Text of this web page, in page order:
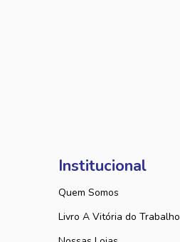
Institucional
Quem Somos
Livro A Vitória do Trabalho